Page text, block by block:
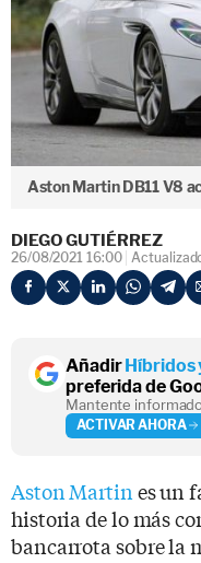
Aston Martin DB11 V8
DIEGO GUTIÉRREZ
26/08/2021 16:00
AñadirHíbridos
preferida de
Mantente
ACTIVAR AHORA
Aston Martines un
historia de lo más
bancarrota sobre la